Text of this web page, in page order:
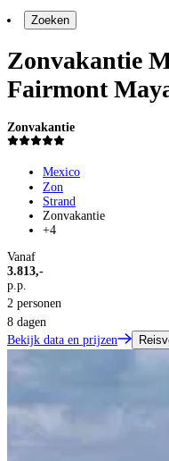
Zoeken
Zonvakantie
Fairmont
Zonvakantie
Mexico
Zon
Strand
Zonvakantie
+4
Vanaf
3.813,-
p.p.
2 personen
8 dagen
Bekijk data en prijzen